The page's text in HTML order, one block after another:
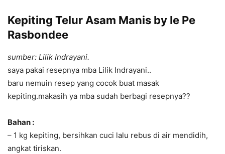
Kepiting Telur Asam Manis by Ie Pe
Rasbondee
sumber: Lilik Indrayani.
saya pakai resepnya mba Lilik Indrayani..
baru nemuin resep yang cocok buat masak
kepiting.makasih ya mba sudah berbagi resepnya??
Bahan :
– 1 kg kepiting, bersihkan cuci lalu rebus di air mendidih,
angkat tiriskan.